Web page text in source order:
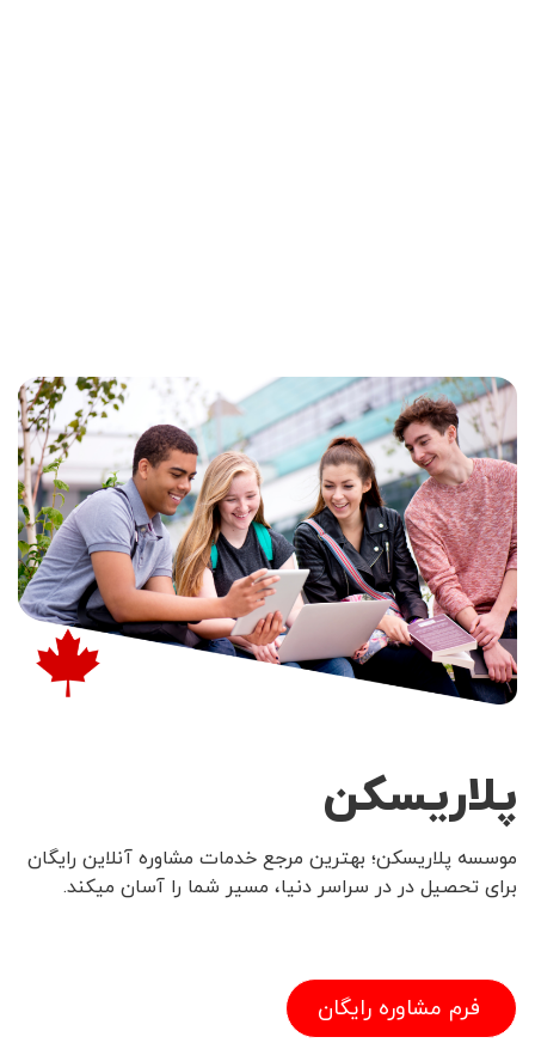
پلاریسکن
موسسه پلاریسکن؛ بهترین مرجع خدمات مشاوره آنلاین رایگان
برای تحصیل در در سراسر دنیا، مسیر شما را آسان میکند.
فرم مشاوره رایگان